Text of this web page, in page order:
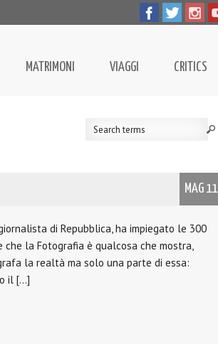
MATRIMONI VIAGGI CRITICS
MAG 11
di Repubblica, ha impiegato le 300
la Fotografia è qualcosa che mostra,
la realtà ma solo una parte di essa:
il […]